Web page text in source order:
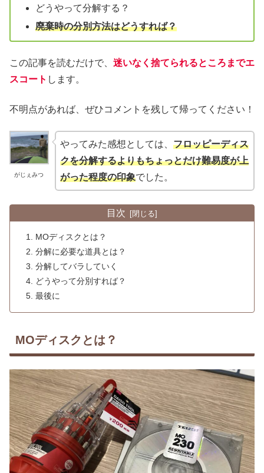
どうやって分解する？
廃棄時の分別方法はどうすれば？
この記事を読むだけで、 迷いなく捨てられるところまでエ
スコート します。
不明点があれば、ぜひコメントを残して帰ってください！
がじぇみつ
やってみた感想としては、 フロッピーディス
クを分解するよりもちょっとだけ難易度が上
がった程度の印象でした。
目次
MOディスクとは？
分解に必要な道具とは？
分解してバラしていく
どうやって分別すれば？
最後に
MOディスクとは？